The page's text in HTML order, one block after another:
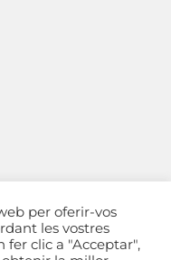
(Barcelona)
per oferir-vos
les vostres
fer clic a "Acceptar",